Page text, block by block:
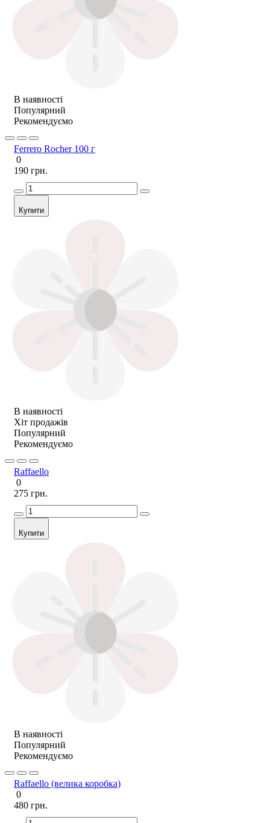
В наявності
Популярний
Рекомендуємо
Ferrero Rocher 100 г
0
190 грн.
Купити
В наявності
Хіт продажів
Популярний
Рекомендуємо
Raffaello
0
275 грн.
Купити
В наявності
Популярний
Рекомендуємо
Raffaello (велика коробка)
0
480 грн.